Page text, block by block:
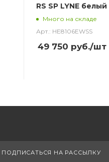
RS SP LYNE
Много на складе
Арт.: HE8106EWSS
49 750 руб./шт
ПОДПИСАТЬСЯ НА РАССЫЛКУ